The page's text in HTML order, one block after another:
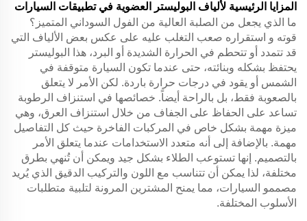
المزايا الرئيسية لألياف البوليستر العضوية في تطبيقات السيارات
ما الذي يجعل من الصلبة العالية من الفول السوداني المتميز؟
قوته و استقراره صعب التغلب عليه على عكس بعض الألياف التي
قد تتمدد أو تتحطم في الحرارة الشديدة أو البرد، هذا البوليستر
يحتفظ بشكله وبنائته، حتى عندما تكون السيارة متوقفة في
الشمس أو يقود في درجات حرارة باردة. لكن الأمر لا يتعلق
بالصعوبة فقط، بل بالراحة أيضاً. خصائصها في استنزاف الرطوبة
تساعد على الحفاظ على الجفاف من خلال استنزاف العرق، وهي
ميزة مهمة بشكل خاص في المركبات الفاخرة حيث كل التفاصيل
مهمة. بالإضافة إلى أنه متعدد الاستخدامات عندما يتعلق الأمر
بالتصميم. إنها تستوعب الطلاء بشكل جيد ويمكن أن تُنهي بطرق
مختلفة، لذا يمكن أن تتناسب مع اللون والتركيب الدقيق الذي يُريد
مصممو السيارات، مما يمنح المشترين المرونة لتلبية متطلبات
الأسلوب المختلفة.